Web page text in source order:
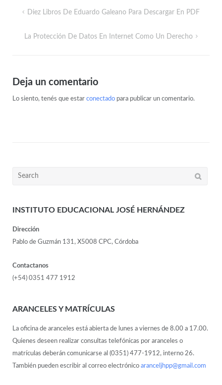
Diez Libros De Eduardo Galeano Para Descargar En PDF
La Protección De Datos En Internet Como Un Derecho
Deja un comentario
Lo siento, tenés que estar conectadopara publicar un comentario.
INSTITUTO EDUCACIONAL JOSÉ HERNÁNDEZ
Dirección
Pablo de Guzmán 131, X5008 CPC, Córdoba
Contactanos
(+54) 0351 477 1912
ARANCELES Y MATRÍCULAS
La oficina de aranceles está abierta de lunes a viernes de 8.00 a 17.00.
Quienes deseen realizar consultas telefónicas por aranceles o
matrículas deberán comunicarse al (0351) 477-1912, interno 26.
También pueden escribir al correo electrónico aranceljhpp@gmail.com